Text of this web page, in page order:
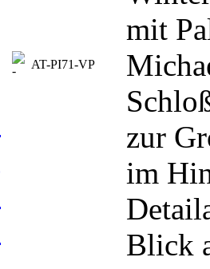
AT-PI71-VP
mit
zur
im
Blick